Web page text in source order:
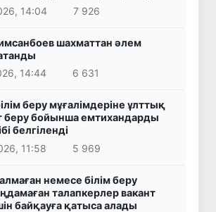
14:04
7 926
шахматтан әлем
14:44
6 631
беру мұғалімдеріне ұлттық
беру бойынша емтихандарды
белгіленді
11:58
5 969
немесе білім беру
талапкерлер вакант
байқауға қатыса алады